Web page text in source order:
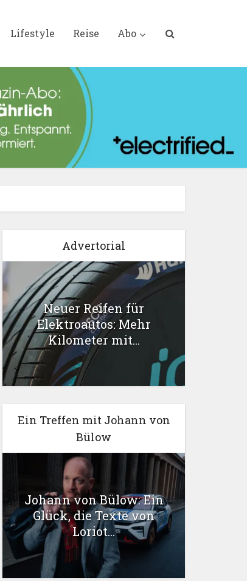
Lifestyle Reise Abo
Advertorial
Neuer Reifen für
Elektroautos: Mehr
Kilometer mit...
Ein Treffen mit Johann von
Bülow
Johann von Bülow: Ein
Glück, die Texte von
Loriot...